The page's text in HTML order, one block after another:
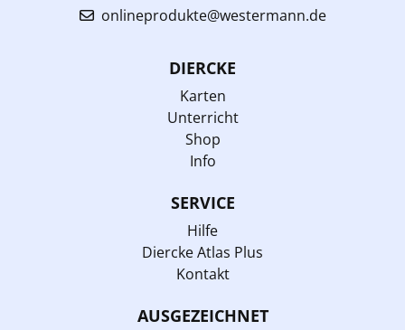
onlineprodukte@westermann.de
DIERCKE
Karten
Unterricht
Shop
Info
SERVICE
Hilfe
Diercke Atlas Plus
Kontakt
AUSGEZEICHNET